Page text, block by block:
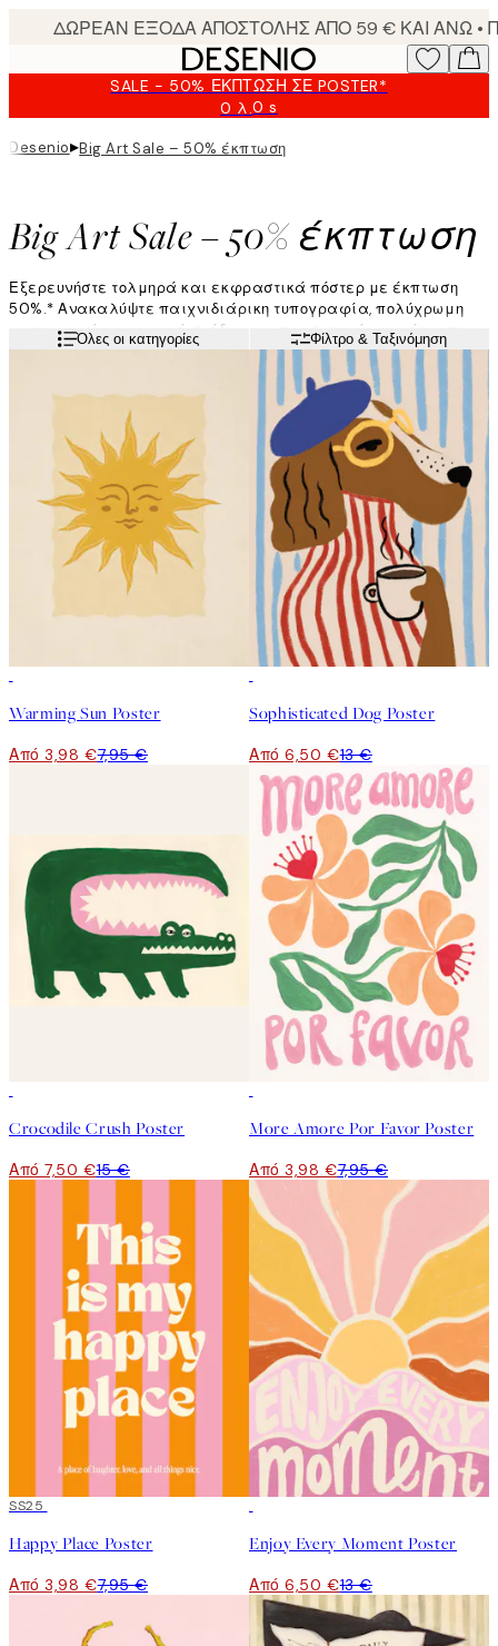
SALE - 50% ΈΚΠΤΩΣΗ ΣΕ POSTER*
0 λ.0 s
Ισχύει
μέχρι:
2026-
Desenio▸Big Art Sale – 50% έκπτωση
Big Art Sale – 50% έκπτωση
Εξερευνήστε τολμηρά και εκφραστικά πόστερ με έκπτωση
50%.* Ανακαλύψτε παιχνιδιάρικη τυπογραφία, πολύχρωμη
φωτογραφία, γραφικά σχέδια και προσωπικά κομμάτια που
φέρνουν ενέργεια, χαρακτήρα και ατομικότητα στο σπίτι σας.
Διαβάστε περισσότερα
Όλες οι κατηγορίες Φίλτρο & Ταξινόμηση
Warming Sun Poster
Από 3,98 €7,95 €
Sophisticated Dog Poster
Από 6,50 €13 €
Crocodile Crush Poster
Από 7,50 €15 €
More Amore Por Favor Poster
Από 3,98 €7,95 €
50%*
SS25
Happy Place Poster
Από 3,98 €7,95 €
Enjoy Every Moment Poster
Από 6,50 €13 €